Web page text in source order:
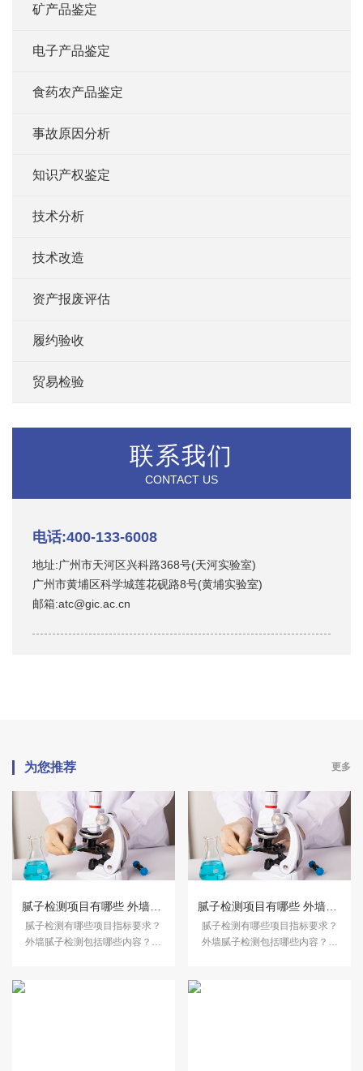
矿产品鉴定
电子产品鉴定
食药农产品鉴定
事故原因分析
知识产权鉴定
技术分析
技术改造
资产报废评估
履约验收
贸易检验
联系我们
CONTACT US
电话:400-133-6008
地址:广州市天河区兴科路368号(天河实验室)
广州市黄埔区科学城莲花砚路8号(黄埔实验室)
邮箱:atc@gic.ac.cn
为您推荐 更多
腻子检测项目有哪些 外墙腻子检测哪些内容
腻子检测有哪些项目指标要求？
外墙腻子检测包括哪些内容？下
腻子检测项目有哪些 外墙腻子检测哪些内容
腻子检测有哪些项目指标要求？
外墙腻子检测包括哪些内容？下